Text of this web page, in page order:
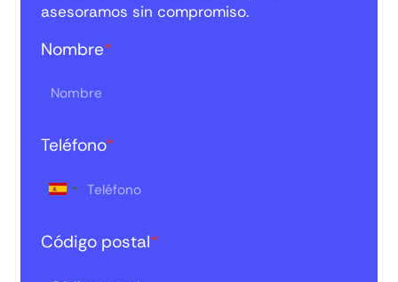
asesoramos sin compromiso.
Nombre*
Teléfono*
Código postal*